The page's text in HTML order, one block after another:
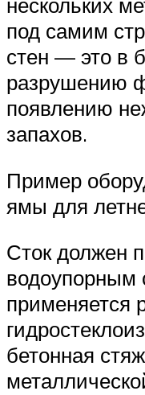
под самим
стен — это в
разрушению
появлению
запахов.
Пример
ямы для
Сток должен
применяется
бетонная